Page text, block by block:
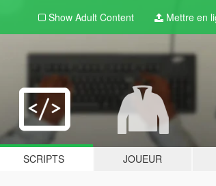
Show Adult Content Mettre en
SCRIPTS JOUEUR